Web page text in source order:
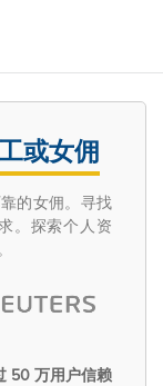
或女佣
的女佣。寻找
。探索个人资
50 万用户信赖